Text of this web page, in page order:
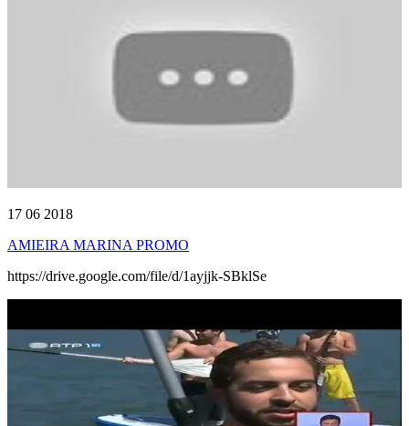
17 06 2018
AMIEIRA MARINA PROMO
https://drive.google.com/file/d/1ayjjk-SBklSe